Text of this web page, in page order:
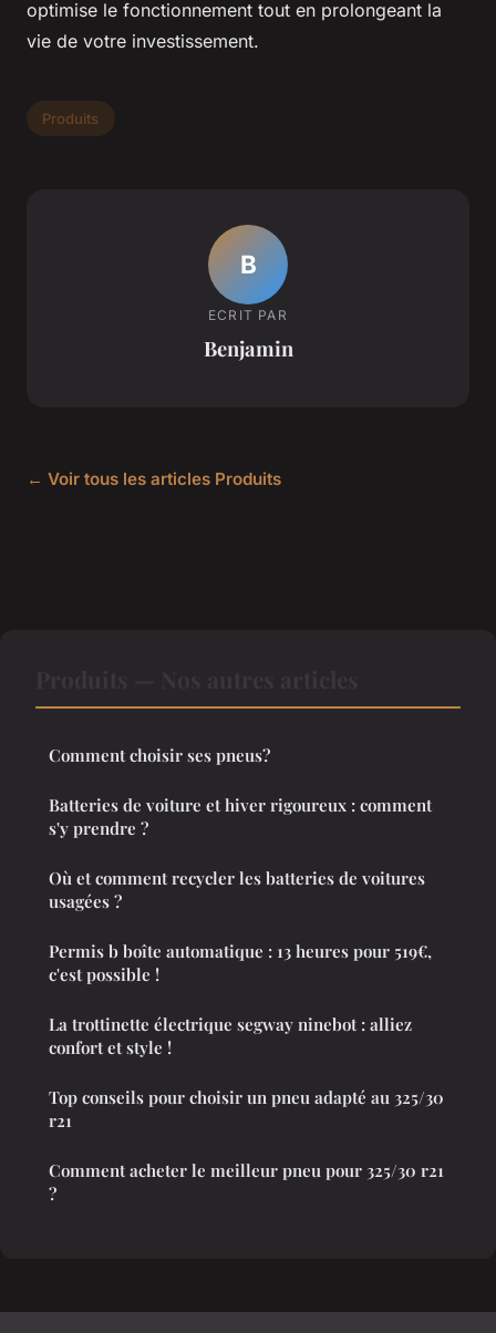
optimise le fonctionnement tout en prolongeant la
vie de votre investissement.
Produits
B
ECRIT PAR
Benjamin
← Voir tous les articles Produits
Comment choisir ses pneus?
Batteries de voiture et hiver rigoureux : comment
s'y prendre ?
Où et comment recycler les batteries de voitures
usagées ?
Permis b boîte automatique : 13 heures pour 519€,
c'est possible !
La trottinette électrique segway ninebot : alliez
confort et style !
Top conseils pour choisir un pneu adapté au 325/30
r21
Comment acheter le meilleur pneu pour 325/30 r21
?